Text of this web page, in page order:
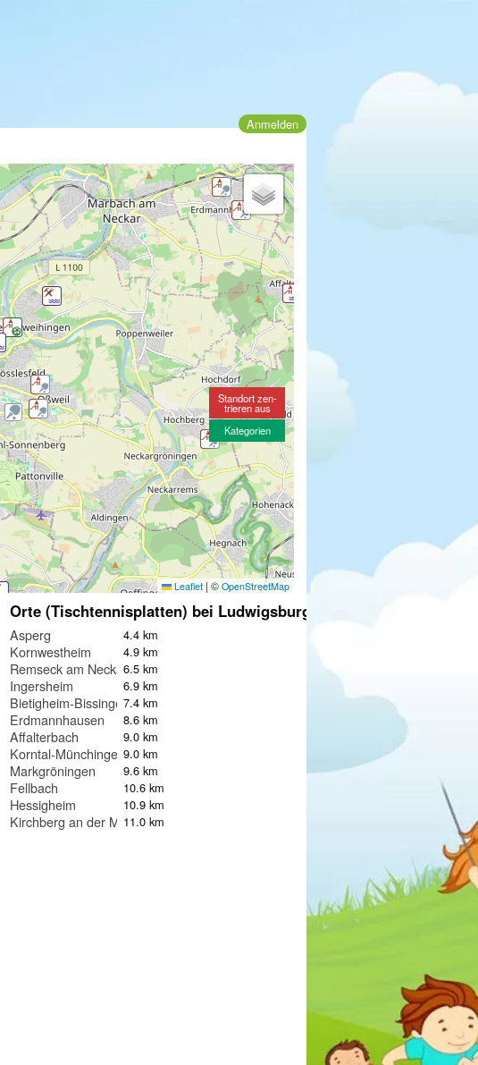
Anmelden
Leaflet | © OpenStreetMap
Standort zen-
trieren aus
Kategorien
Orte (Tischtennisplatten) bei Ludwigsburg
Asperg 4.4 km
Kornwestheim 4.9 km
Remseck am Neckar6.5 km
Ingersheim 6.9 km
Bietigheim-Bissingen7.4 km
Erdmannhausen 8.6 km
Affalterbach 9.0 km
Korntal-Münchingen9.0 km
Markgröningen 9.6 km
Fellbach 10.6 km
Hessigheim 10.9 km
Kirchberg an der Murr11.0 km